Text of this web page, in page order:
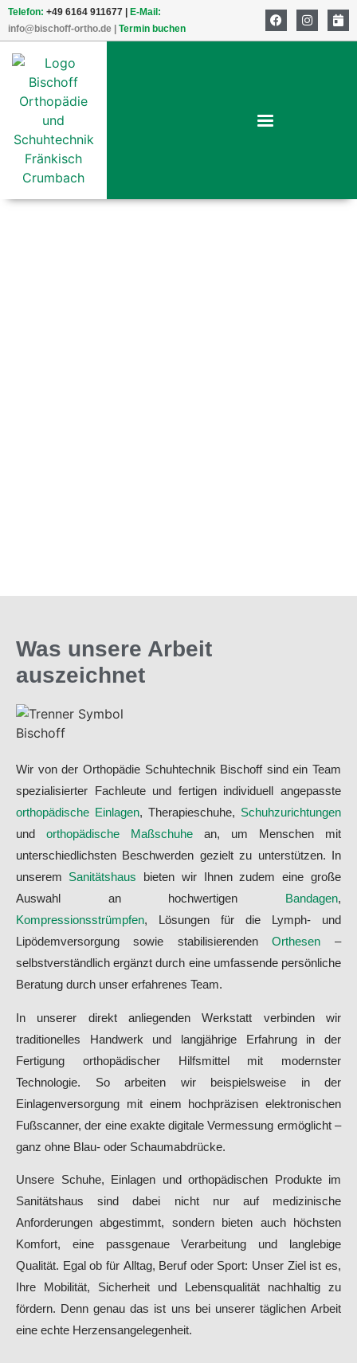
Telefon: +49 6164 911677 |
E-Mail:
info@bischoff-ortho.de
Termin buchen
Was unsere Arbeit
auszeichnet
Wir von der Orthopädie Schuhtechnik Bischoff sind ein Team
spezialisierter Fachleute und fertigen individuell angepasste
orthopädische Einlagen, Therapieschuhe, Schuhzurichtungen
und orthopädische Maßschuhe an, um Menschen mit
unterschiedlichsten Beschwerden gezielt zu unterstützen. In
unserem Sanitätshaus bieten wir Ihnen zudem eine große
Auswahl an hochwertigen Bandagen,
Kompressionsstrümpfen, Lösungen für die Lymph- und
Lipödemversorgung sowie stabilisierenden Orthesen –
selbstverständlich ergänzt durch eine umfassende persönliche
Beratung durch unser erfahrenes Team.
In unserer direkt anliegenden Werkstatt verbinden wir
traditionelles Handwerk und langjährige Erfahrung in der
Fertigung orthopädischer Hilfsmittel mit modernster
Technologie. So arbeiten wir beispielsweise in der
Einlagenversorgung mit einem hochpräzisen elektronischen
Fußscanner, der eine exakte digitale Vermessung ermöglicht –
ganz ohne Blau- oder Schaumabdrücke.
Unsere Schuhe, Einlagen und orthopädischen Produkte im
Sanitätshaus sind dabei nicht nur auf medizinische
Anforderungen abgestimmt, sondern bieten auch höchsten
Komfort, eine passgenaue Verarbeitung und langlebige
Qualität. Egal ob für Alltag, Beruf oder Sport: Unser Ziel ist es,
Ihre Mobilität, Sicherheit und Lebensqualität nachhaltig zu
fördern. Denn genau das ist uns bei unserer täglichen Arbeit
eine echte Herzensangelegenheit.